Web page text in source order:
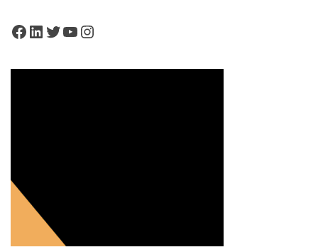
Facebook
LinkedIn
Twitter
YouTube
Instagram